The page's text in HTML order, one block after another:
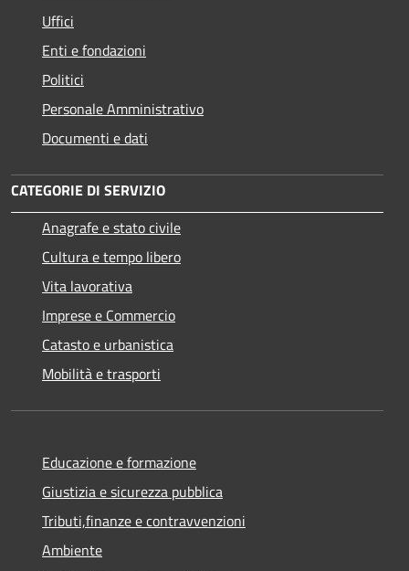
Uffici
Enti e fondazioni
Politici
Personale Amministrativo
Documenti e dati
CATEGORIE DI SERVIZIO
Anagrafe e stato civile
Cultura e tempo libero
Vita lavorativa
Imprese e Commercio
Catasto e urbanistica
Mobilità e trasporti
Educazione e formazione
Giustizia e sicurezza pubblica
Tributi,finanze e contravvenzioni
Ambiente